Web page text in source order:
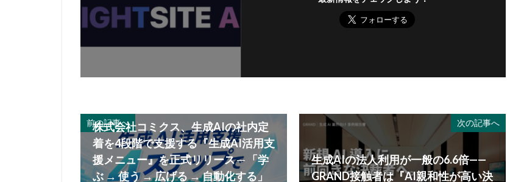
前の記事へ
株式会社コミクス、生成AIの社内定
着を4段階で支援する『生成AI活用支
援メニュー』を正式リリース ─ 「学
ぶ → 使う → 広げる → 自動化する」
次の記事へ
生成AIの法人利用が一般の6.6倍——
GRAND接触者は『AI親和性が高い決